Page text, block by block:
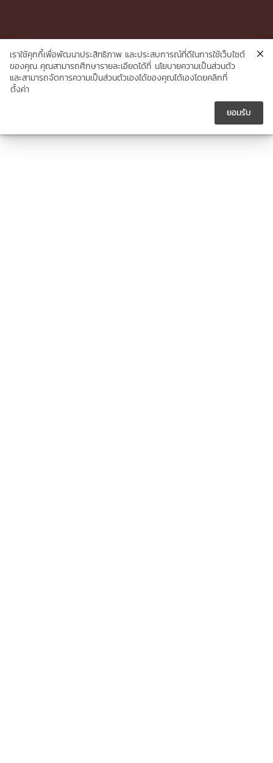

เราใช้คุกกี้เพื่อพัฒนาประสิทธิภาพ และประสบการณ์ที่ดีในการใช้เว็บไซต์
ของคุณ คุณสามารถศึกษารายละเอียดได้ที่ นโยบายความเป็นส่วนตัว
และสามารถจัดการความเป็นส่วนตัวเองได้ของคุณได้เองโดยคลิกที่
ตั้งค่า
ยอมรับ